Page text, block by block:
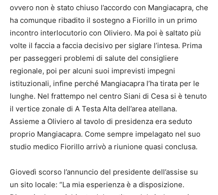
ovvero non è stato chiuso l’accordo con Mangiacapra, che
ha comunque ribadito il sostegno a Fiorillo in un primo
incontro interlocutorio con Oliviero. Ma poi è saltato più
volte il faccia a faccia decisivo per siglare l’intesa. Prima
per passeggeri problemi di salute del consigliere
regionale, poi per alcuni suoi imprevisti impegni
istituzionali, infine perché Mangiacapra l’ha tirata per le
lunghe. Nel frattempo nel centro Siani di Cesa si è tenuto
il vertice zonale di A Testa Alta dell’area atellana.
Assieme a Oliviero al tavolo di presidenza era seduto
proprio Mangiacapra. Come sempre impelagato nel suo
studio medico Fiorillo arrivò a riunione quasi conclusa.
Giovedì scorso l’annuncio del presidente dell’assise su
un sito locale: “La mia esperienza è a disposizione.